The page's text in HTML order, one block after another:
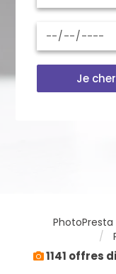
Je
PhotoPresta
1141 offres